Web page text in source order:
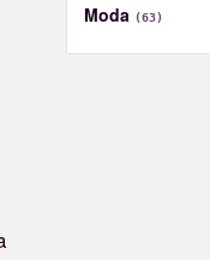
Moda (63)